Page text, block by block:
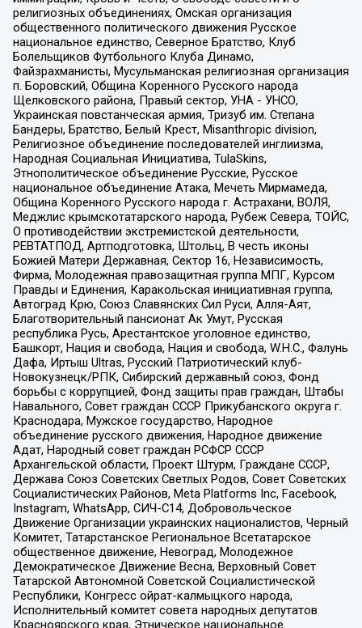
религиозных объединениях, Омская организация
общественного политического движения Русское
национальное единство, Северное Братство, Клуб
Болельщиков Футбольного Клуба Динамо,
Файзрахманисты, Мусульманская религиозная организация
п. Боровский, Община Коренного Русского народа
Щелковского района, Правый сектор, УНА - УНСО,
Украинская повстанческая армия, Тризуб им. Степана
Бандеры, Братство, Белый Крест, Misanthropic division,
Религиозное объединение последователей инглиизма,
Народная Социальная Инициатива, TulaSkins,
Этнополитическое объединение Русские, Русское
национальное объединение Атака, Мечеть Мирмамеда,
Община Коренного Русского народа г. Астрахани, ВОЛЯ,
Меджлис крымскотатарского народа, Рубеж Севера, ТОЙС,
О противодействии экстремистской деятельности,
РЕВТАТПОД, Артподготовка, Штольц, В честь иконы
Божией Матери Державная, Сектор 16, Независимость,
Фирма, Молодежная правозащитная группа МПГ, Курсом
Правды и Единения, Каракольская инициативная группа,
Автоград Крю, Союз Славянских Сил Руси, Алля-Аят,
Благотворительный пансионат Ак Умут, Русская
республика Русь, Арестантское уголовное единство,
Башкорт, Нация и свобода, Нация и свобода, W.H.С., Фалунь
Дафа, Иртыш Ultras, Русский Патриотический клуб-
Новокузнецк/РПК, Сибирский державный союз, Фонд
борьбы с коррупцией, Фонд защиты прав граждан, Штабы
Навального, Совет граждан СССР Прикубанского округа г.
Краснодара, Мужское государство, Народное
объединение русского движения, Народное движение
Адат, Народный совет граждан РСФСР СССР
Архангельской области, Проект Штурм, Граждане СССР,
Держава Союз Советских Светлых Родов, Совет Советских
Социалистических Районов, Meta Platforms Inc, Facebook,
Instagram, WhatsApp, СИЧ-С14, Добровольческое
Движение Организации украинских националистов, Черный
Комитет, Татарстанское Региональное Всетатарское
общественное движение, Невоград, Молодежное
Демократическое Движение Весна, Верховный Совет
Татарской Автономной Советской Социалистической
Республики, Конгресс ойрат-калмыцкого народа,
Исполнительный комитет совета народных депутатов
Красноярского края, Этническое национальное